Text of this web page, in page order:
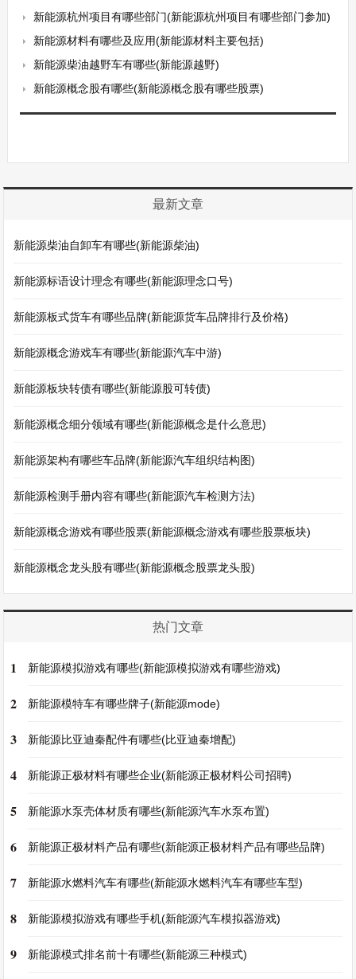
新能源杭州项目有哪些部门(新能源杭州项目有哪些部门参加)
新能源材料有哪些及应用(新能源材料主要包括)
新能源柴油越野车有哪些(新能源越野)
新能源概念股有哪些(新能源概念股有哪些股票)
最新文章
新能源柴油自卸车有哪些(新能源柴油)
新能源标语设计理念有哪些(新能源理念口号)
新能源板式货车有哪些品牌(新能源货车品牌排行及价格)
新能源概念游戏车有哪些(新能源汽车中游)
新能源板块转债有哪些(新能源股可转债)
新能源概念细分领域有哪些(新能源概念是什么意思)
新能源架构有哪些车品牌(新能源汽车组织结构图)
新能源检测手册内容有哪些(新能源汽车检测方法)
新能源概念游戏有哪些股票(新能源概念游戏有哪些股票板块)
新能源概念龙头股有哪些(新能源概念股票龙头股)
热门文章
1 新能源模拟游戏有哪些(新能源模拟游戏有哪些游戏)
2 新能源模特车有哪些牌子(新能源mode)
3 新能源比亚迪秦配件有哪些(比亚迪秦增配)
4 新能源正极材料有哪些企业(新能源正极材料公司招聘)
5 新能源水泵壳体材质有哪些(新能源汽车水泵布置)
6 新能源正极材料产品有哪些(新能源正极材料产品有哪些品牌)
7 新能源水燃料汽车有哪些(新能源水燃料汽车有哪些车型)
8 新能源模拟游戏有哪些手机(新能源汽车模拟器游戏)
9 新能源模式排名前十有哪些(新能源三种模式)